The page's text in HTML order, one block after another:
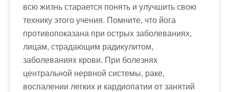
всю жизнь старается понять и улучшить свою
технику этого учения. Помните, что йога
противопоказана при острых заболеваниях,
лицам, страдающим радикулитом,
заболеваниях крови. При болезнях
центральной нервной системы, раке,
воспалении легких и кардиопатии от занятий